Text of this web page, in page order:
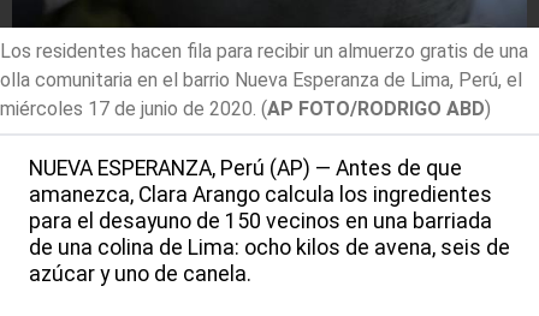
Los residentes hacen fila para recibir un almuerzo gratis de una
olla comunitaria en el barrio Nueva Esperanza de Lima, Perú, el
miércoles 17 de junio de 2020. (AP FOTO/RODRIGO ABD)
NUEVA ESPERANZA, Perú (AP) — Antes de que
amanezca, Clara Arango calcula los ingredientes
para el desayuno de 150 vecinos en una barriada
de una colina de Lima: ocho kilos de avena, seis de
azúcar y uno de canela.